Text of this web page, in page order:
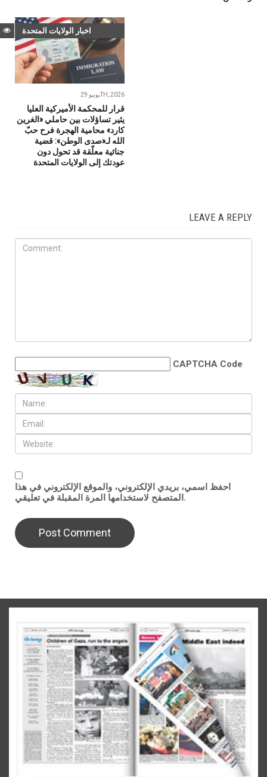
اخبار الولايات المتحدة
يونيو 29TH, 2026
قرار للمحكمة الأميركية العليا
يثير تساؤلات بين حاملي «الغرين
كارد» محامية الهجرة فرح حبّ
الله لـ«صدى الوطن»: قضية
جنائية معلّقة قد تحول دون
عودتك إلى الولايات المتحدة
LEAVE A REPLY
CAPTCHA Code
احفظ اسمي، بريدي الإلكتروني، والموقع الإلكتروني في هذا
المتصفح لاستخدامها المرة المقبلة في تعليقي.